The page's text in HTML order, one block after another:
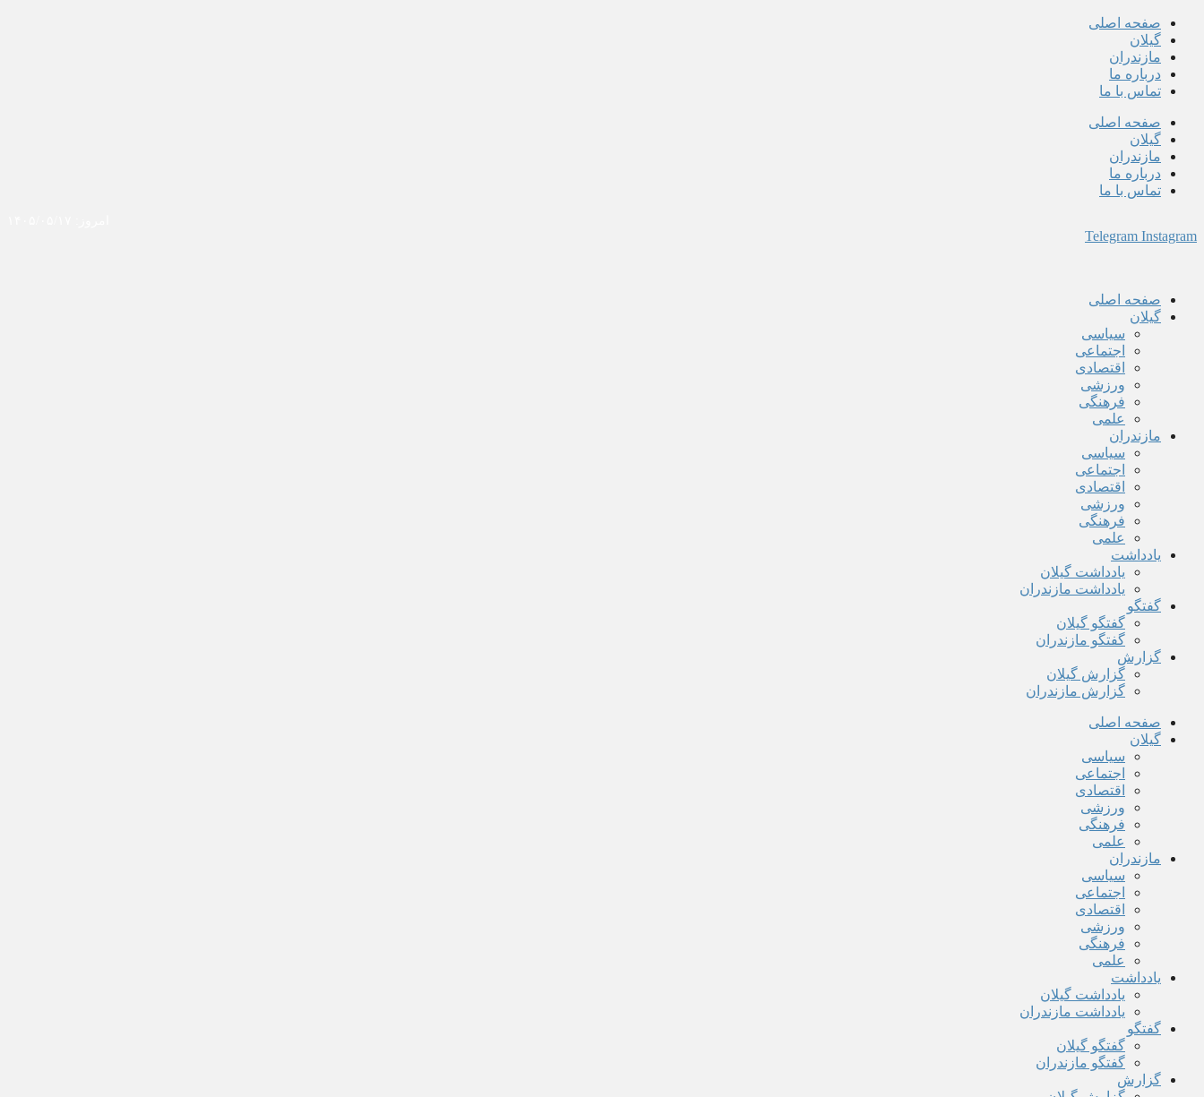
پرش
محتوا
صفحه اصلی
گیلان
مازندران
درباره ما
تماس با ما
صفحه اصلی
گیلان
مازندران
درباره ما
تماس با ما
Telegram Instagram
صفحه اصلی
گیلان
سیاسی
اجتماعی
اقتصادی
ورزشی
فرهنگی
علمی
مازندران
سیاسی
اجتماعی
اقتصادی
ورزشی
فرهنگی
علمی
یادداشت
یادداشت گیلان
یادداشت مازندران
گفتگو
گفتگو گیلان
گفتگو مازندران
گزارش
گزارش گیلان
گزارش مازندران
صفحه اصلی
گیلان
سیاسی
اجتماعی
اقتصادی
ورزشی
فرهنگی
علمی
مازندران
سیاسی
اجتماعی
اقتصادی
ورزشی
فرهنگی
علمی
یادداشت
یادداشت گیلان
یادداشت مازندران
گفتگو
گفتگو گیلان
گفتگو مازندران
گزارش